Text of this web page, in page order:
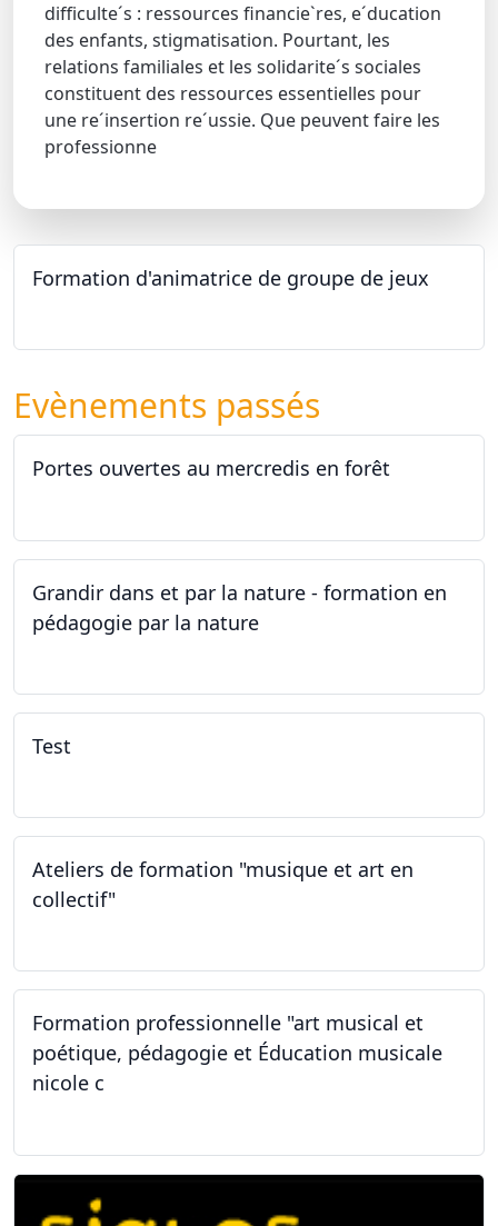
difficulte´s : ressources financie`res, e´ducation
des enfants, stigmatisation. Pourtant, les
relations familiales et les solidarite´s sociales
constituent des ressources essentielles pour
une re´insertion re´ussie. Que peuvent faire les
professionne
Formation d'animatrice de groupe de jeux
Evènements passés
Portes ouvertes au mercredis en forêt
Grandir dans et par la nature - formation en
pédagogie par la nature
Test
Ateliers de formation "musique et art en
collectif"
Formation professionnelle "art musical et
poétique, pédagogie et Éducation musicale
nicole c